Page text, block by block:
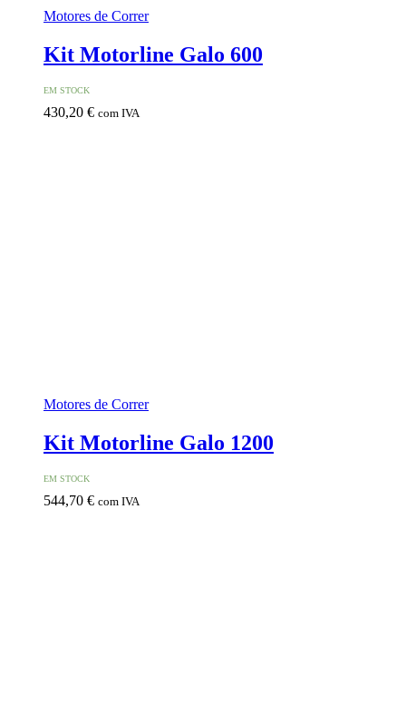
Motores de Correr
Kit Motorline Galo 600
EM STOCK
430,20 € com IVA
Motores de Correr
Kit Motorline Galo 1200
EM STOCK
544,70 € com IVA